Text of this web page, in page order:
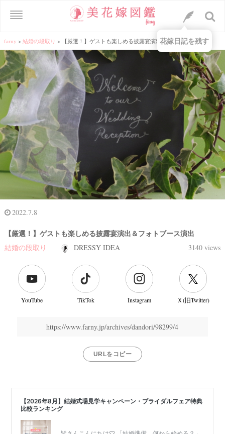
farny > 結婚の段取り > 【厳選！】ゲストも楽しめる披露宴演出＆フォトブース演出
2022.7.8
【厳選！】ゲストも楽しめる披露宴演出＆フォトブース演出
結婚の段取り DRESSY IDEA 3140 views
YouTube TikTok Instagram Ｘ(旧Twitter)
https://www.farny.jp/archives/dandori/98299/4
URLをコピー
花嫁日記を残す